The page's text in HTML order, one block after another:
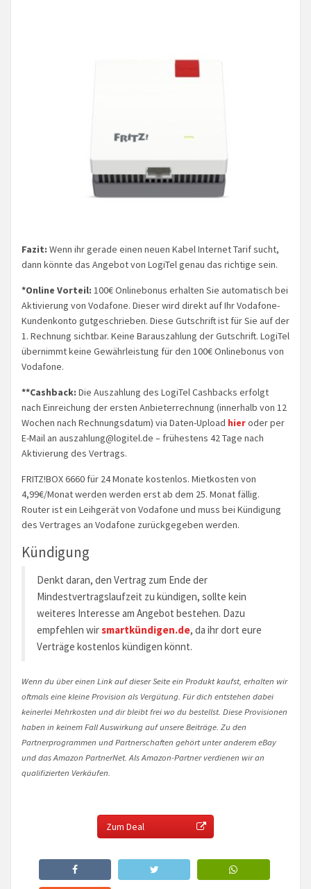
Fazit: Wenn ihr gerade einen neuen Kabel Internet Tarif sucht,
dann könnte das Angebot von LogiTel genau das richtige sein.
*Online Vorteil: 100€ Onlinebonus erhalten Sie automatisch bei
Aktivierung von Vodafone. Dieser wird direkt auf Ihr Vodafone-
Kundenkonto gutgeschrieben. Diese Gutschrift ist für Sie auf der
1. Rechnung sichtbar. Keine Barauszahlung der Gutschrift. LogiTel
übernimmt keine Gewährleistung für den 100€ Onlinebonus von
Vodafone.
**Cashback: Die Auszahlung des LogiTel Cashbacks erfolgt
nach Einreichung der ersten Anbieterrechnung (innerhalb von 12
Wochen nach Rechnungsdatum) via Daten-Upload hieroder per
E-Mail an auszahlung@logitel.de – frühestens 42 Tage nach
Aktivierung des Vertrags.
FRITZ!BOX 6660 für 24 Monate kostenlos. Mietkosten von
4,99€/Monat werden werden erst ab dem 25. Monat fällig.
Router ist ein Leihgerät von Vodafone und muss bei Kündigung
des Vertrages an Vodafone zurückgegeben werden.
Kündigung
Denkt daran, den Vertrag zum Ende der
Mindestvertragslaufzeit zu kündigen, sollte kein
weiteres Interesse am Angebot bestehen. Dazu
empfehlen wirsmartkündigen.de, da ihr dort eure
Verträge kostenlos kündigen könnt.
Wenn du über einen Link auf dieser Seite ein Produkt kaufst, erhalten wir
oftmals eine kleine Provision als Vergütung. Für dich entstehen dabei
keinerlei Mehrkosten und dir bleibt frei wo du bestellst. Diese Provisionen
haben in keinem Fall Auswirkung auf unsere Beiträge. Zu den
Partnerprogrammen und Partnerschaften gehört unter anderem eBay
und das Amazon PartnerNet. Als Amazon-Partner verdienen wir an
qualifizierten Verkäufen.
Zum Deal